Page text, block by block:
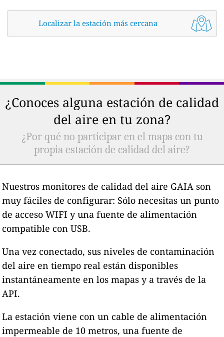
Localizar la estación más cercana
¿Conoces alguna estación de calidad
del aire en tu zona?
¿Por qué no participar en el mapa con tu
propia estación de calidad del aire?
Nuestros monitores de calidad del aire GAIA son
muy fáciles de configurar: Sólo necesitas un punto
de acceso WIFI y una fuente de alimentación
compatible con USB.
Una vez conectado, sus niveles de contaminación
del aire en tiempo real están disponibles
instantáneamente en los mapas y a través de la
API.
La estación viene con un cable de alimentación
impermeable de 10 metros, una fuente de